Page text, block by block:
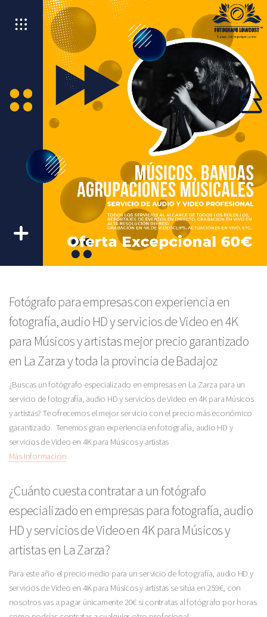
Fotógrafo para empresas con experiencia en
fotografía, audio HD y servicios de Video en 4K
para Músicos y artistas mejor precio garantizado
en La Zarza y toda la provincia de Badajoz
¿Buscas un fotógrafo especializado en empresas en La Zarza para un
servicio de fotografía, audio HD y servicios de Video en 4K para Músicos
y artistas? Te ofrecemos el mejor servicio con el precio más económico
garantizado. Tenemos gran experiencia en fotografía, audio HD y
servicios de Video en 4K para Músicos y artistas
Más Información
¿Cuánto cuesta contratar a un fotógrafo
especializado en empresas para fotografía, audio
HD y servicios de Video en 4K para Músicos y
artistas en La Zarza?
Para este año el precio medio para un servicio de fotografía, audio HD y
servicios de Video en 4K para Músicos y artistas se sitúa en 259€, con
nosotros vas a pagar únicamente 20€ si contratas al fotógrafo por horas